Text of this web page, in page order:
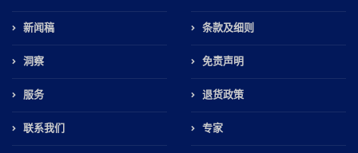
新闻稿
洞察
服务
联系我们
条款及细则
免责声明
退货政策
专家